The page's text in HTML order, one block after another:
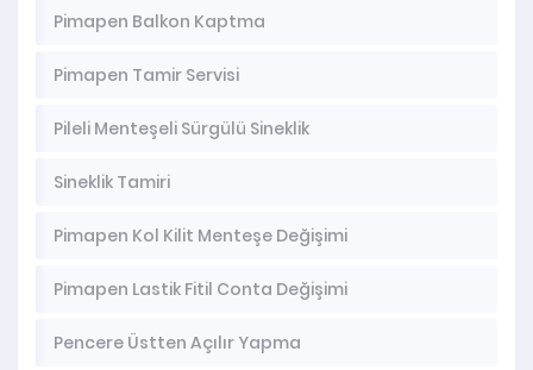
Pimapen Balkon Kaptma
Pimapen Tamir Servisi
Pileli Menteşeli Sürgülü Sineklik
Sineklik Tamiri
Pimapen Kol Kilit Menteşe Değişimi
Pimapen Lastik Fitil Conta Değişimi
Pencere Üstten Açılır Yapma